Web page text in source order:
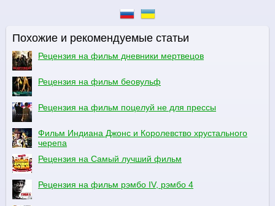
Похожие и рекомендуемые статьи
Рецензия на фильм дневники мертвецов
Рецензия на фильм беовульф
Рецензия на фильм поцелуй не для прессы
Фильм Индиана Джонс и Королевство хрустального
черепа
Рецензия на Самый лучший фильм
Рецензия на фильм рэмбо IV, рэмбо 4